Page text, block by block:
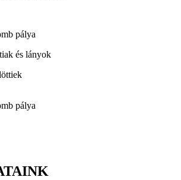
pálya
és lányok
pálya